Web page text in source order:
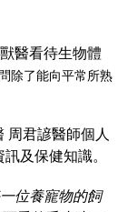
醫看待生物體
除了能向平常所熟
周君諺醫師個人
及保健知識。
位養寵物的飼